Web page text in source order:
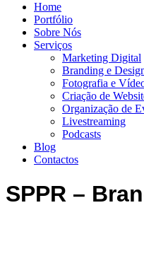
Home
Portfólio
Sobre Nós
Serviços
Marketing Digital
Branding e
Fotografia e
Criação de
Organização de
Livestreaming
Podcasts
Blog
Contactos
SPPR –